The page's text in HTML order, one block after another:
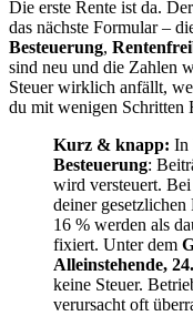
Die erste Rente ist da.
das nächste Formular –
Besteuerung,
sind neu und die Zahlen
Steuer wirklich anfällt,
du mit wenigen Schritten
Kurz & knapp: In
Besteuerung:
wird versteuert.
deiner
16 % werden als
fixiert. Unter dem
Alleinstehende,
keine Steuer.
verursacht oft